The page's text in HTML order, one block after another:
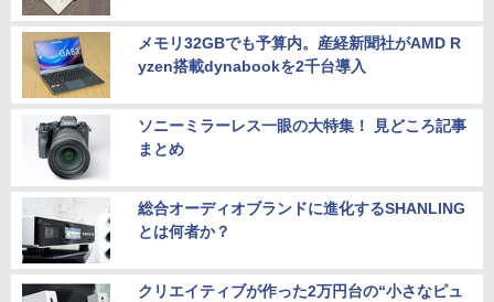
メモリ32GBでも予算内。産経新聞社がAMD R
yzen搭載dynabookを2千台導入
ソニーミラーレス一眼の大特集！ 見どころ記事
まとめ
総合オーディオブランドに進化するSHANLING
とは何者か？
クリエイティブが作った2万円台の“小さなピュ